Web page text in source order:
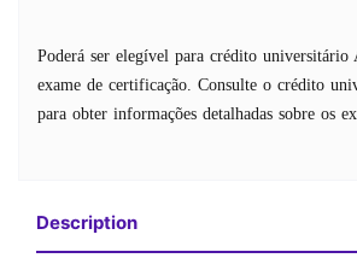
Poderá ser elegível para crédito universitário
exame de certificação. Consulte o crédito
para obter informações detalhadas sobre os
Description